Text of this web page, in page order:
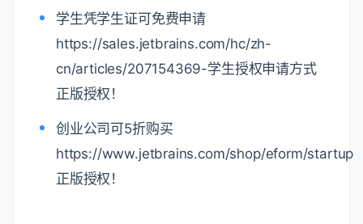
学生凭学生证可免费申请
https://sales.jetbrains.com/hc/zh-
cn/articles/207154369-学生授权申请方式
正版授权！
创业公司可5折购买
https://www.jetbrains.com/shop/eform/startup
正版授权！